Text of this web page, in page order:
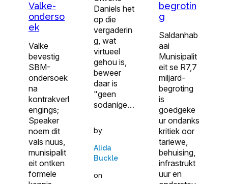
Valke-
onderso
ek
Valke
bevestig
SBM-
ondersoek
na
kontrakverl
engings;
Speaker
noem dit
vals nuus,
munisipalit
eit ontken
formele
Daniels het
op die
vergaderin
g, wat
virtueel
gehou is,
beweer
daar is
"geen
sodanige…
by
Alida
Buckle
on
begrotin
g
Saldanhab
aai
Munisipalit
eit se R7,7
miljard-
begroting
is
goedgeke
ur ondanks
kritiek oor
tariewe,
behuising,
infrastrukt
uur en